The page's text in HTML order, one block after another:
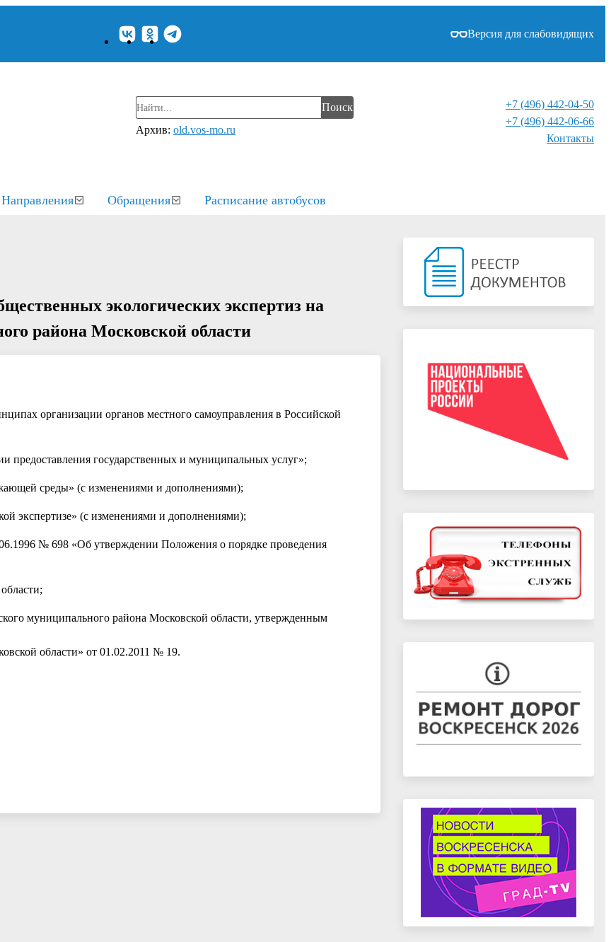
Версия для слабовидящих
Поиск
Архив: old.vos-mo.ru
+7 (496) 442-04-50
+7 (496) 442-06-66
Контакты⁠
Направления Обращения Расписание автобусов
экологических экспертиз на
района Московской области
организации органов местного самоуправления в Российской
государственных и муниципальных услуг»;
среды» (с изменениями и дополнениями);
экспертизе» (с изменениями и дополнениями);
№ 698 «Об утверждении Положения о порядке проведения
муниципального района Московской области, утвержденным
области» от 01.02.2011 № 19.